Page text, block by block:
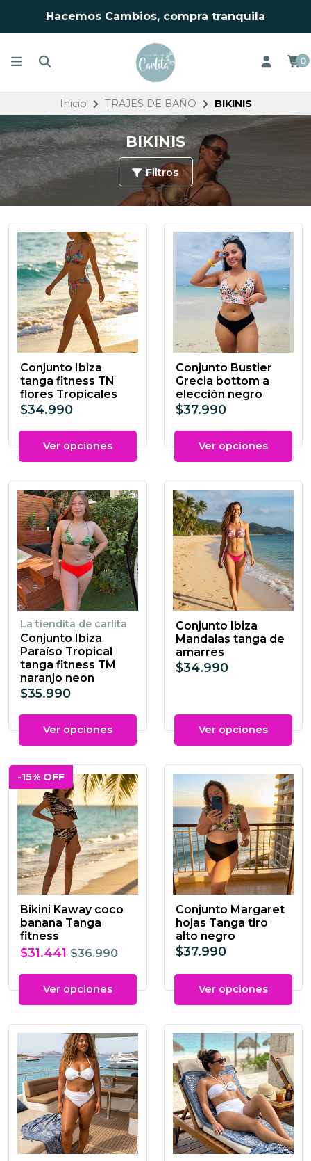
Hacemos Cambios, compra tranquila
0
Inicio TRAJES DE BAÑO BIKINIS
BIKINIS
Filtros
Conjunto Ibiza
tanga fitness TN
flores Tropicales
$34.990
Ver opciones
Conjunto Bustier
Grecia bottom a
elección negro
$37.990
Ver opciones
La tiendita de carlita
Conjunto Ibiza
Paraíso Tropical
tanga fitness TM
naranjo neon
$35.990
Ver opciones
Conjunto Ibiza
Mandalas tanga de
amarres
$34.990
Ver opciones
-15% OFF
Bikini Kaway coco
banana Tanga
fitness
$31.441 $36.990
Ver opciones
Conjunto Margaret
hojas Tanga tiro
alto negro
$37.990
Ver opciones